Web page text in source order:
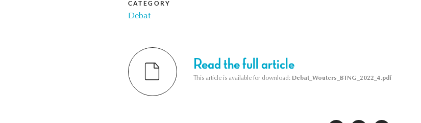
CATEGORY
Debat
Read the full article
This article is available for download: Debat_Wouters_BTNG_2022_4.pdf